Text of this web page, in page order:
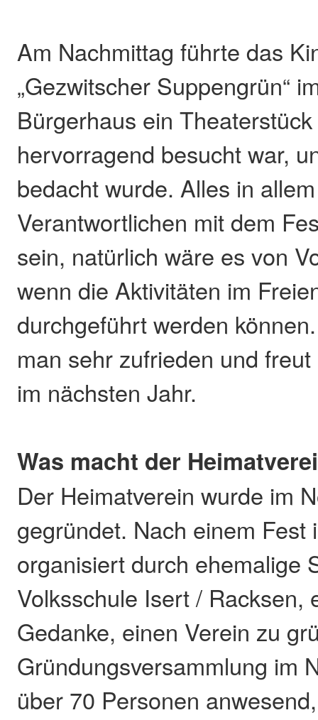
Am Nachmittag führte das
„Gezwitscher Suppengrün“
Bürgerhaus ein
hervorragend besucht war,
bedacht wurde. Alles in
Verantwortlichen mit dem
sein, natürlich wäre es von
wenn die Aktivitäten im
durchgeführt werden
man sehr zufrieden und
im nächsten Jahr.
Was macht der
Der Heimatverein wurde im
gegründet. Nach einem Fest
organisiert durch ehemalige
Volksschule Isert / Racksen,
Gedanke, einen Verein zu
Gründungsversammlung im
über 70 Personen